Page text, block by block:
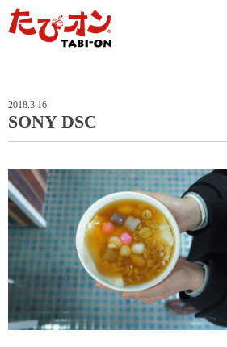
2018.3.16
SONY DSC